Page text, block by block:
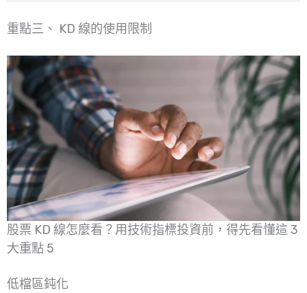
重點三、 KD 線的使用限制
股票 KD 線怎麼看？用技術指標投資前，得先看懂這 3
大重點 5
低檔區鈍化